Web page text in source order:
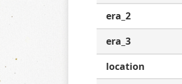
era_2
era_3
location